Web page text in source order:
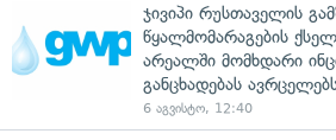
ჯივიპი რუსთაველის
წყალმომარაგების
არეალში მომხდარი
განცხადებას
6 აგვისტო, 12:40